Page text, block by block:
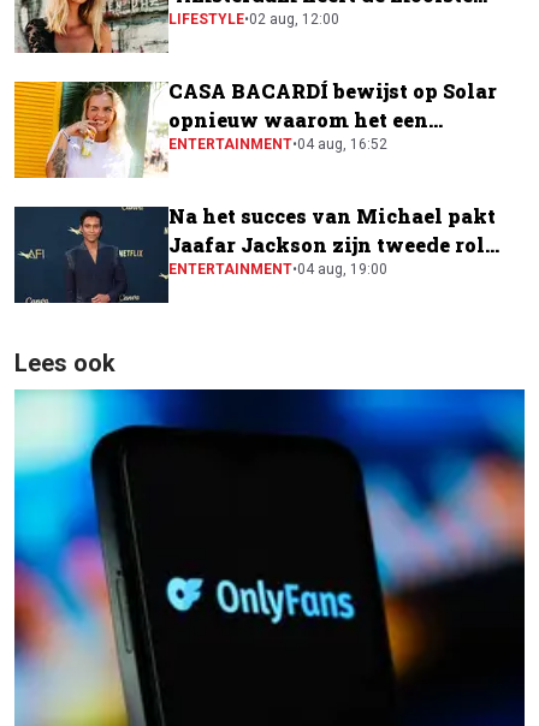
festivalscene van Europa"
LIFESTYLE•02 aug, 12:00
CASA BACARDÍ bewijst op Solar
opnieuw waarom het een
festivalfavoriet is
ENTERTAINMENT•04 aug, 16:52
Na het succes van Michael pakt
Jaafar Jackson zijn tweede rol
naast Will Smith
ENTERTAINMENT•04 aug, 19:00
Lees ook